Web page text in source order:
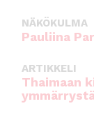
NÄKÖKULMA
Pauliina
ARTIKKELI
Thaimaan